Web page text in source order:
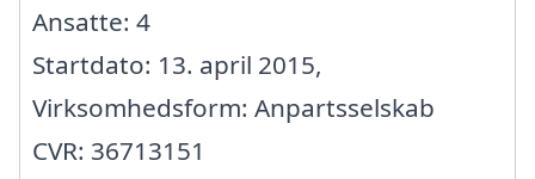
Ansatte: 4
Startdato: 13. april 2015,
Virksomhedsform: Anpartsselskab
CVR: 36713151